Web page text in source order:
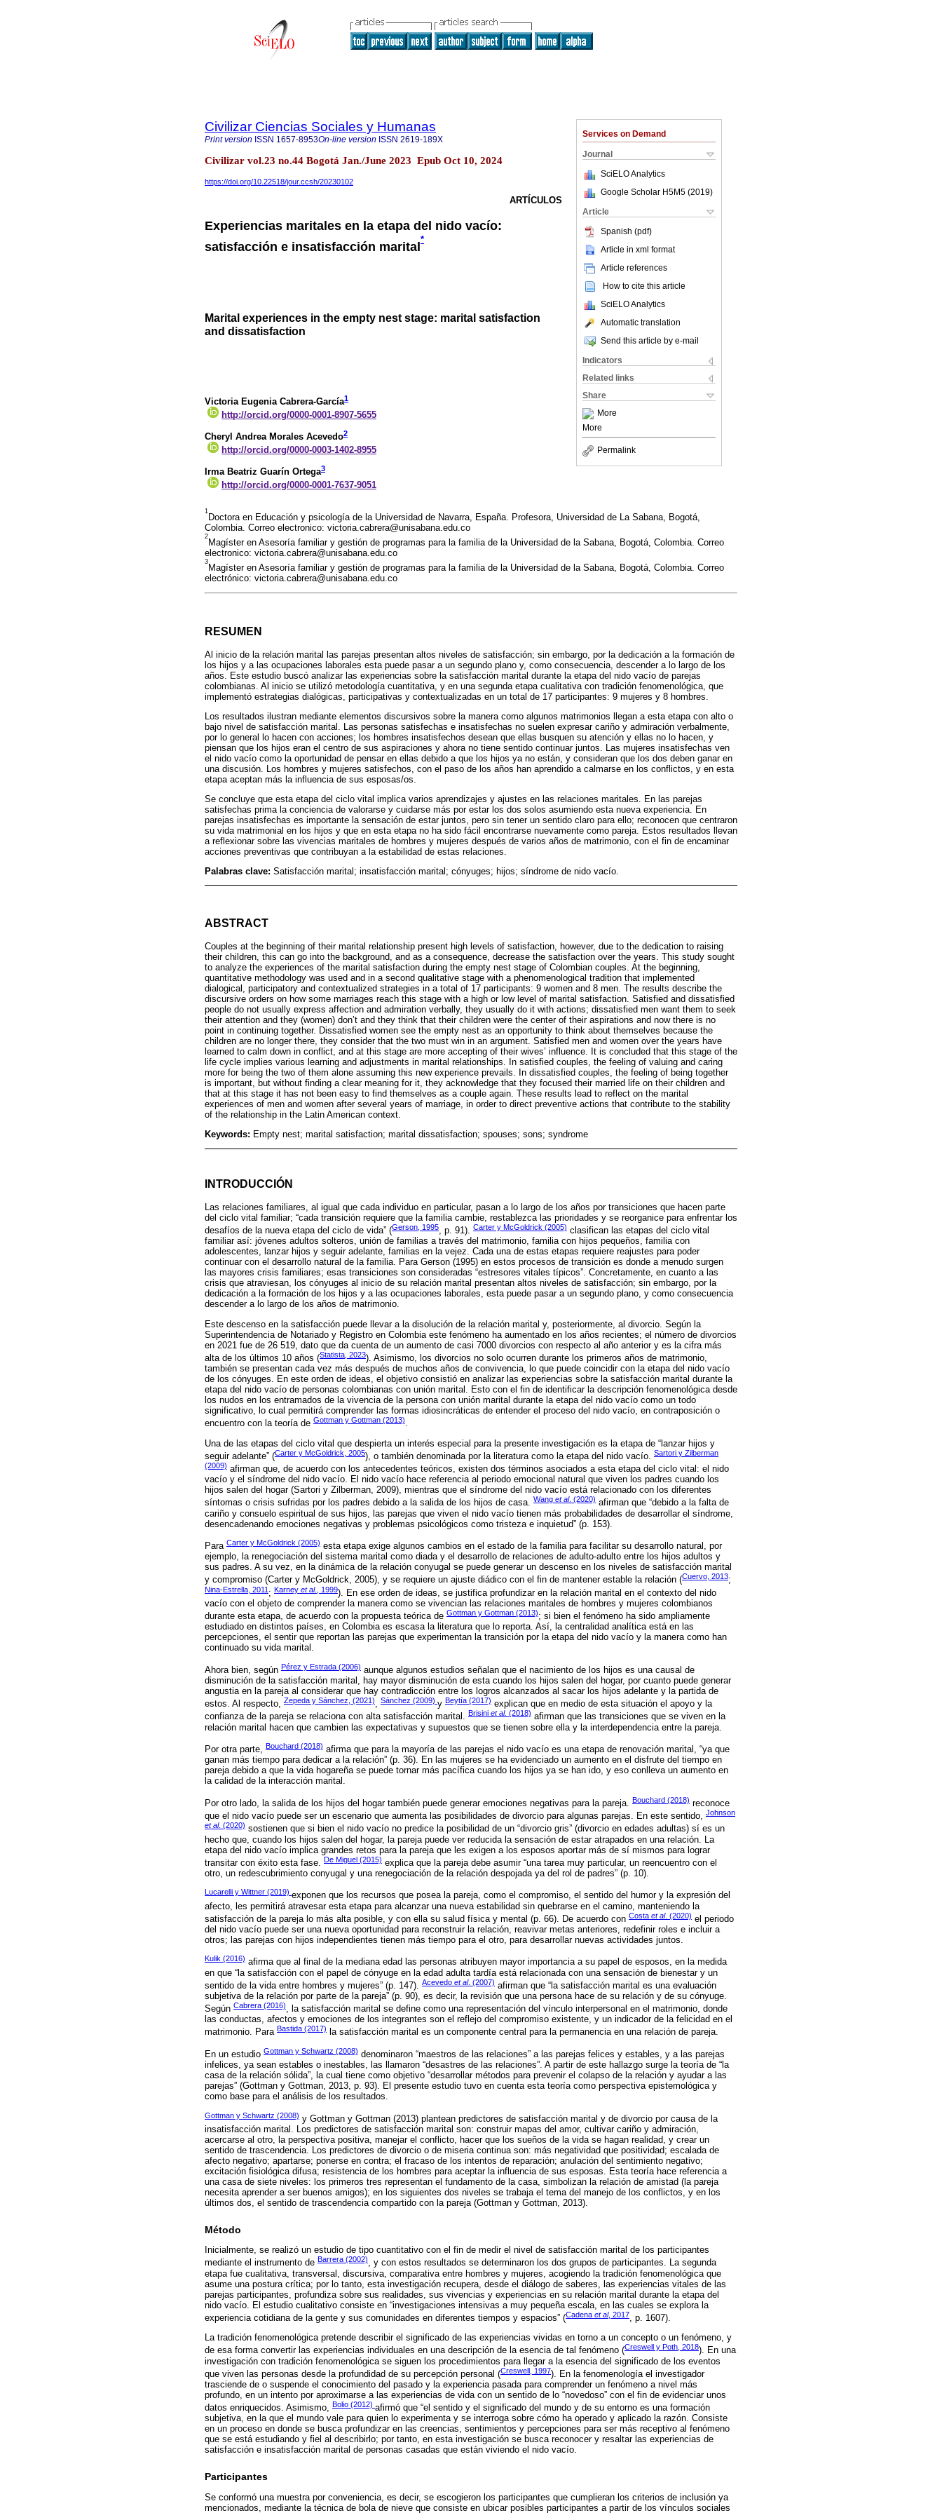
Services on Demand
Journal
SciELO Analytics
Google Scholar H5M5 (2019)
Article
Spanish (pdf)
Article in xml format
Article references
How to cite this article
SciELO Analytics
Automatic translation
Send this article by e-mail
Indicators
Related links
Share
More
More
Permalink
Civilizar Ciencias Sociales y Humanas
Print version ISSN 1657-8953On-line version ISSN 2619-189X
Civilizar vol.23 no.44 Bogotá Jan./June 2023 Epub Oct 10, 2024
https://doi.org/10.22518/jour.ccsh/20230102
ARTÍCULOS
Experiencias maritales en la etapa del nido vacío:
satisfacción e insatisfacción marital
*
Marital experiences in the empty nest stage: marital satisfaction
and dissatisfaction
Victoria Eugenia Cabrera-García1
http://orcid.org/0000-0001-8907-5655
Cheryl Andrea Morales Acevedo2
http://orcid.org/0000-0003-1402-8955
Irma Beatriz Guarín Ortega3
http://orcid.org/0000-0001-7637-9051
1
Doctora en Educación y psicología de la Universidad de Navarra, España. Profesora, Universidad de La Sabana, Bogotá,
Colombia. Correo electronico: victoria.cabrera@unisabana.edu.co
2
Magíster en Asesoría familiar y gestión de programas para la familia de la Universidad de la Sabana, Bogotá, Colombia. Correo
electronico: victoria.cabrera@unisabana.edu.co
3
Magíster en Asesoría familiar y gestión de programas para la familia de la Universidad de la Sabana, Bogotá, Colombia. Correo
electrónico: victoria.cabrera@unisabana.edu.co
RESUMEN
Al inicio de la relación marital las parejas presentan altos niveles de satisfacción; sin embargo, por la dedicación a la formación de
los hijos y a las ocupaciones laborales esta puede pasar a un segundo plano y, como consecuencia, descender a lo largo de los
años. Este estudio buscó analizar las experiencias sobre la satisfacción marital durante la etapa del nido vacío de parejas
colombianas. Al inicio se utilizó metodología cuantitativa, y en una segunda etapa cualitativa con tradición fenomenológica, que
implementó estrategias dialógicas, participativas y contextualizadas en un total de 17 participantes: 9 mujeres y 8 hombres.
Los resultados ilustran mediante elementos discursivos sobre la manera como algunos matrimonios llegan a esta etapa con alto o
bajo nivel de satisfacción marital. Las personas satisfechas e insatisfechas no suelen expresar cariño y admiración verbalmente,
por lo general lo hacen con acciones; los hombres insatisfechos desean que ellas busquen su atención y ellas no lo hacen, y
piensan que los hijos eran el centro de sus aspiraciones y ahora no tiene sentido continuar juntos. Las mujeres insatisfechas ven
el nido vacío como la oportunidad de pensar en ellas debido a que los hijos ya no están, y consideran que los dos deben ganar en
una discusión. Los hombres y mujeres satisfechos, con el paso de los años han aprendido a calmarse en los conflictos, y en esta
etapa aceptan más la influencia de sus esposas/os.
Se concluye que esta etapa del ciclo vital implica varios aprendizajes y ajustes en las relaciones maritales. En las parejas
satisfechas prima la conciencia de valorarse y cuidarse más por estar los dos solos asumiendo esta nueva experiencia. En
parejas insatisfechas es importante la sensación de estar juntos, pero sin tener un sentido claro para ello; reconocen que centraron
su vida matrimonial en los hijos y que en esta etapa no ha sido fácil encontrarse nuevamente como pareja. Estos resultados llevan
a reflexionar sobre las vivencias maritales de hombres y mujeres después de varios años de matrimonio, con el fin de encaminar
acciones preventivas que contribuyan a la estabilidad de estas relaciones.
Palabras clave: Satisfacción marital; insatisfacción marital; cónyuges; hijos; síndrome de nido vacío.
ABSTRACT
Couples at the beginning of their marital relationship present high levels of satisfaction, however, due to the dedication to raising
their children, this can go into the background, and as a consequence, decrease the satisfaction over the years. This study sought
to analyze the experiences of the marital satisfaction during the empty nest stage of Colombian couples. At the beginning,
quantitative methodology was used and in a second qualitative stage with a phenomenological tradition that implemented
dialogical, participatory and contextualized strategies in a total of 17 participants: 9 women and 8 men. The results describe the
discursive orders on how some marriages reach this stage with a high or low level of marital satisfaction. Satisfied and dissatisfied
people do not usually express affection and admiration verbally, they usually do it with actions; dissatisfied men want them to seek
their attention and they (women) don’t and they think that their children were the center of their aspirations and now there is no
point in continuing together. Dissatisfied women see the empty nest as an opportunity to think about themselves because the
children are no longer there, they consider that the two must win in an argument. Satisfied men and women over the years have
learned to calm down in conflict, and at this stage are more accepting of their wives’ influence. It is concluded that this stage of the
life cycle implies various learning and adjustments in marital relationships. In satisfied couples, the feeling of valuing and caring
more for being the two of them alone assuming this new experience prevails. In dissatisfied couples, the feeling of being together
is important, but without finding a clear meaning for it, they acknowledge that they focused their married life on their children and
that at this stage it has not been easy to find themselves as a couple again. These results lead to reflect on the marital
experiences of men and women after several years of marriage, in order to direct preventive actions that contribute to the stability
of the relationship in the Latin American context.
Keywords: Empty nest; marital satisfaction; marital dissatisfaction; spouses; sons; syndrome
INTRODUCCIÓN
Las relaciones familiares, al igual que cada individuo en particular, pasan a lo largo de los años por transiciones que hacen parte
del ciclo vital familiar; “cada transición requiere que la familia cambie, restablezca las prioridades y se reorganice para enfrentar los
desafíos de la nueva etapa del ciclo de vida” (Gerson, 1995, p. 91). Carter y McGoldrick (2005) clasifican las etapas del ciclo vital
familiar así: jóvenes adultos solteros, unión de familias a través del matrimonio, familia con hijos pequeños, familia con
adolescentes, lanzar hijos y seguir adelante, familias en la vejez. Cada una de estas etapas requiere reajustes para poder
continuar con el desarrollo natural de la familia. Para Gerson (1995) en estos procesos de transición es donde a menudo surgen
las mayores crisis familiares; esas transiciones son consideradas “estresores vitales típicos”. Concretamente, en cuanto a las
crisis que atraviesan, los cónyuges al inicio de su relación marital presentan altos niveles de satisfacción; sin embargo, por la
dedicación a la formación de los hijos y a las ocupaciones laborales, esta puede pasar a un segundo plano, y como consecuencia
descender a lo largo de los años de matrimonio.
Este descenso en la satisfacción puede llevar a la disolución de la relación marital y, posteriormente, al divorcio. Según la
Superintendencia de Notariado y Registro en Colombia este fenómeno ha aumentado en los años recientes; el número de divorcios
en 2021 fue de 26 519, dato que da cuenta de un aumento de casi 7000 divorcios con respecto al año anterior y es la cifra más
alta de los últimos 10 años (Statista, 2023). Asimismo, los divorcios no solo ocurren durante los primeros años de matrimonio,
también se presentan cada vez más después de muchos años de convivencia, lo que puede coincidir con la etapa del nido vacío
de los cónyuges. En este orden de ideas, el objetivo consistió en analizar las experiencias sobre la satisfacción marital durante la
etapa del nido vacío de personas colombianas con unión marital. Esto con el fin de identificar la descripción fenomenológica desde
los nudos en los entramados de la vivencia de la persona con unión marital durante la etapa del nido vacío como un todo
significativo, lo cual permitirá comprender las formas idiosincráticas de entender el proceso del nido vacío, en contraposición o
encuentro con la teoría de Gottman y Gottman (2013).
Una de las etapas del ciclo vital que despierta un interés especial para la presente investigación es la etapa de “lanzar hijos y
seguir adelante” (Carter y McGoldrick, 2005), o también denominada por la literatura como la etapa del nido vacío.
Sartori y Zilberman
(2009) afirman que, de acuerdo con los antecedentes teóricos, existen dos términos asociados a esta etapa del ciclo vital: el nido
vacío y el síndrome del nido vacío. El nido vacío hace referencia al periodo emocional natural que viven los padres cuando los
hijos salen del hogar (Sartori y Zilberman, 2009), mientras que el síndrome del nido vacío está relacionado con los diferentes
síntomas o crisis sufridas por los padres debido a la salida de los hijos de casa. Wang et al. (2020) afirman que “debido a la falta de
cariño y consuelo espiritual de sus hijos, las parejas que viven el nido vacío tienen más probabilidades de desarrollar el síndrome,
desencadenando emociones negativas y problemas psicológicos como tristeza e inquietud” (p. 153).
Para Carter y McGoldrick (2005) esta etapa exige algunos cambios en el estado de la familia para facilitar su desarrollo natural, por
ejemplo, la renegociación del sistema marital como diada y el desarrollo de relaciones de adulto-adulto entre los hijos adultos y
sus padres. A su vez, en la dinámica de la relación conyugal se puede generar un descenso en los niveles de satisfacción marital
y compromiso (Carter y McGoldrick, 2005), y se requiere un ajuste diádico con el fin de mantener estable la relación (Cuervo, 2013;
Nina-Estrella, 2011 ; Karney et al., 1999). En ese orden de ideas, se justifica profundizar en la relación marital en el contexto del nido
vacío con el objeto de comprender la manera como se vivencian las relaciones maritales de hombres y mujeres colombianos
durante esta etapa, de acuerdo con la propuesta teórica de Gottman y Gottman (2013); si bien el fenómeno ha sido ampliamente
estudiado en distintos países, en Colombia es escasa la literatura que lo reporta. Así, la centralidad analítica está en las
percepciones, el sentir que reportan las parejas que experimentan la transición por la etapa del nido vacío y la manera como han
continuado su vida marital.
Ahora bien, según Pérez y Estrada (2006) aunque algunos estudios señalan que el nacimiento de los hijos es una causal de
disminución de la satisfacción marital, hay mayor disminución de esta cuando los hijos salen del hogar, por cuanto puede generar
angustia en la pareja al considerar que hay contradicción entre los logros alcanzados al sacar los hijos adelante y la partida de
estos. Al respecto, Zepeda y Sánchez, (2021), Sánchez (2009) y Beytía (2017) explican que en medio de esta situación el apoyo y la
confianza de la pareja se relaciona con alta satisfacción marital. Brisini et al. (2018) afirman que las transiciones que se viven en la
relación marital hacen que cambien las expectativas y supuestos que se tienen sobre ella y la interdependencia entre la pareja.
Por otra parte, Bouchard (2018) afirma que para la mayoría de las parejas el nido vacío es una etapa de renovación marital, “ya que
ganan más tiempo para dedicar a la relación” (p. 36). En las mujeres se ha evidenciado un aumento en el disfrute del tiempo en
pareja debido a que la vida hogareña se puede tornar más pacífica cuando los hijos ya se han ido, y eso conlleva un aumento en
la calidad de la interacción marital.
Por otro lado, la salida de los hijos del hogar también puede generar emociones negativas para la pareja. Bouchard (2018) reconoce
que el nido vacío puede ser un escenario que aumenta las posibilidades de divorcio para algunas parejas. En este sentido, Johnson
et al. (2020) sostienen que si bien el nido vacío no predice la posibilidad de un “divorcio gris” (divorcio en edades adultas) sí es un
hecho que, cuando los hijos salen del hogar, la pareja puede ver reducida la sensación de estar atrapados en una relación. La
etapa del nido vacío implica grandes retos para la pareja que les exigen a los esposos aportar más de sí mismos para lograr
transitar con éxito esta fase. De Miguel (2015) explica que la pareja debe asumir “una tarea muy particular, un reencuentro con el
otro, un redescubrimiento conyugal y una renegociación de la relación despojada ya del rol de padres” (p. 10).
Lucarelli y Wittner (2019) exponen que los recursos que posea la pareja, como el compromiso, el sentido del humor y la expresión del
afecto, les permitirá atravesar esta etapa para alcanzar una nueva estabilidad sin quebrarse en el camino, manteniendo la
satisfacción de la pareja lo más alta posible, y con ella su salud física y mental (p. 66). De acuerdo con Costa et al. (2020) el periodo
del nido vacío puede ser una nueva oportunidad para reconstruir la relación, reavivar metas anteriores, redefinir roles e incluir a
otros; las parejas con hijos independientes tienen más tiempo para el otro, para desarrollar nuevas actividades juntos.
Kulik (2016) afirma que al final de la mediana edad las personas atribuyen mayor importancia a su papel de esposos, en la medida
en que “la satisfacción con el papel de cónyuge en la edad adulta tardía está relacionada con una sensación de bienestar y un
sentido de la vida entre hombres y mujeres” (p. 147). Acevedo et al. (2007) afirman que “la satisfacción marital es una evaluación
subjetiva de la relación por parte de la pareja” (p. 90), es decir, la revisión que una persona hace de su relación y de su cónyuge.
Según Cabrera (2016), la satisfacción marital se define como una representación del vínculo interpersonal en el matrimonio, donde
las conductas, afectos y emociones de los integrantes son el reflejo del compromiso existente, y un indicador de la felicidad en el
matrimonio. Para Bastida (2017) la satisfacción marital es un componente central para la permanencia en una relación de pareja.
En un estudio Gottman y Schwartz (2008) denominaron “maestros de las relaciones” a las parejas felices y estables, y a las parejas
infelices, ya sean estables o inestables, las llamaron “desastres de las relaciones”. A partir de este hallazgo surge la teoría de “la
casa de la relación sólida”, la cual tiene como objetivo “desarrollar métodos para prevenir el colapso de la relación y ayudar a las
parejas” (Gottman y Gottman, 2013, p. 93). El presente estudio tuvo en cuenta esta teoría como perspectiva epistemológica y
como base para el análisis de los resultados.
Gottman y Schwartz (2008) y Gottman y Gottman (2013) plantean predictores de satisfacción marital y de divorcio por causa de la
insatisfacción marital. Los predictores de satisfacción marital son: construir mapas del amor, cultivar cariño y admiración,
acercarse al otro, la perspectiva positiva, manejar el conflicto, hacer que los sueños de la vida se hagan realidad, y crear un
sentido de trascendencia. Los predictores de divorcio o de miseria continua son: más negatividad que positividad; escalada de
afecto negativo; apartarse; ponerse en contra; el fracaso de los intentos de reparación; anulación del sentimiento negativo;
excitación fisiológica difusa; resistencia de los hombres para aceptar la influencia de sus esposas. Esta teoría hace referencia a
una casa de siete niveles: los primeros tres representan el fundamento de la casa, simbolizan la relación de amistad (la pareja
necesita aprender a ser buenos amigos); en los siguientes dos niveles se trabaja el tema del manejo de los conflictos, y en los
últimos dos, el sentido de trascendencia compartido con la pareja (Gottman y Gottman, 2013).
Método
Inicialmente, se realizó un estudio de tipo cuantitativo con el fin de medir el nivel de satisfacción marital de los participantes
mediante el instrumento de Barrera (2002), y con estos resultados se determinaron los dos grupos de participantes. La segunda
etapa fue cualitativa, transversal, discursiva, comparativa entre hombres y mujeres, acogiendo la tradición fenomenológica que
asume una postura crítica; por lo tanto, esta investigación recupera, desde el diálogo de saberes, las experiencias vitales de las
parejas participantes, profundiza sobre sus realidades, sus vivencias y experiencias en su relación marital durante la etapa del
nido vacío. El estudio cualitativo consiste en “investigaciones intensivas a muy pequeña escala, en las cuales se explora la
experiencia cotidiana de la gente y sus comunidades en diferentes tiempos y espacios” (Cadena et al, 2017, p. 1607).
La tradición fenomenológica pretende describir el significado de las experiencias vividas en torno a un concepto o un fenómeno, y
de esa forma convertir las experiencias individuales en una descripción de la esencia de tal fenómeno (Creswell y Poth, 2018). En una
investigación con tradición fenomenológica se siguen los procedimientos para llegar a la esencia del significado de los eventos
que viven las personas desde la profundidad de su percepción personal (Creswell, 1997). En la fenomenología el investigador
trasciende de o suspende el conocimiento del pasado y la experiencia pasada para comprender un fenómeno a nivel más
profundo, en un intento por aproximarse a las experiencias de vida con un sentido de lo “novedoso” con el fin de evidenciar unos
datos enriquecidos. Asimismo, Bolio (2012) afirmó que “el sentido y el significado del mundo y de su entorno es una formación
subjetiva, en la que el mundo vale para quien lo experimenta y se interroga sobre cómo ha operado y aplicado la razón. Consiste
en un proceso en donde se busca profundizar en las creencias, sentimientos y percepciones para ser más receptivo al fenómeno
que se está estudiando y fiel al describirlo; por tanto, en esta investigación se busca reconocer y resaltar las experiencias de
satisfacción e insatisfacción marital de personas casadas que están viviendo el nido vacío.
Participantes
Se conformó una muestra por conveniencia, es decir, se escogieron los participantes que cumplieran los criterios de inclusión ya
mencionados, mediante la técnica de bola de nieve que consiste en ubicar posibles participantes a partir de los vínculos sociales